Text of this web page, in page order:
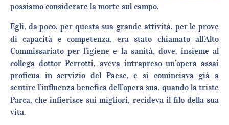
possiamo considerare la morte sul campo.
Egli, da poco, per questa sua grande attività, per le prove
di capacità e competenza, era stato chiamato all’Alto
Commissariato per l’igiene e la sanità, dove, insieme al
collega dottor Perrotti, aveva intrapreso un’opera assai
proficua in servizio del Paese, e si cominciava già a
sentire l’influenza benefica dell’opera sua, quando la triste
Parca, che infierisce sui migliori, recideva il filo della sua
vita.